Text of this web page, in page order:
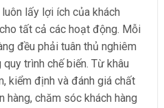
lấy lợi ích của khách
tất cả các hoạt động. Mỗi
đều phải tuân thủ nghiêm
trình chế biến. Từ khâu
kiểm định và đánh giá chất
hàng, chăm sóc khách hàng